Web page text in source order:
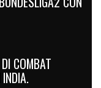
COMBAT